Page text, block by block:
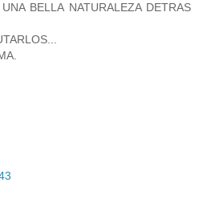
BELLA NATURALEZA DETRAS